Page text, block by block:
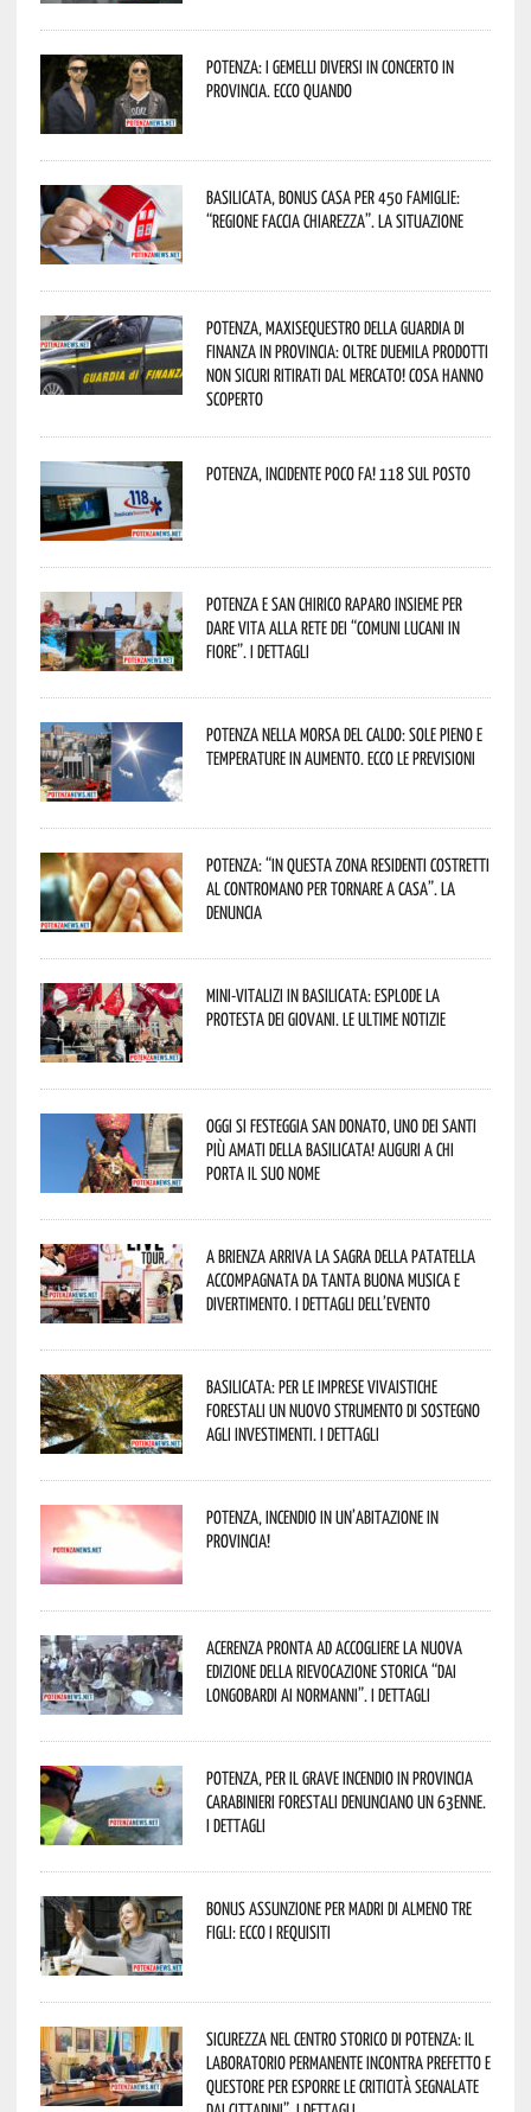
Potenza: i Gemelli DiVersi in concerto in
provincia. Ecco quando
Basilicata, Bonus casa per 450 famiglie:
“Regione faccia chiarezza”. La situazione
Potenza, maxisequestro della Guardia di
Finanza in provincia: oltre duemila prodotti
non sicuri ritirati dal mercato! Cosa hanno
scoperto
Potenza, incidente poco fa! 118 sul posto
Potenza e San Chirico Raparo insieme per
dare vita alla rete dei “Comuni Lucani in
Fiore”. I dettagli
Potenza nella morsa del caldo: sole pieno e
temperature in aumento. Ecco le previsioni
Potenza: “In questa zona residenti costretti
al contromano per tornare a casa”. La
denuncia
Mini-vitalizi in Basilicata: esplode la
protesta dei giovani. Le ultime notizie
Oggi si festeggia San Donato, uno dei Santi
più amati della Basilicata! Auguri a chi
porta il suo nome
A Brienza arriva la Sagra della Patatella
accompagnata da tanta buona musica e
divertimento. I dettagli dell’evento
Basilicata: per le imprese vivaistiche
forestali un nuovo strumento di sostegno
agli investimenti. I dettagli
Potenza, incendio in un’abitazione in
provincia!
Acerenza pronta ad accogliere la nuova
edizione della rievocazione storica “Dai
Longobardi ai Normanni”. I dettagli
Potenza, per il grave incendio in Provincia
Carabinieri forestali denunciano un 63enne.
I dettagli
Bonus assunzione per madri di almeno tre
figli: ecco i requisiti
Sicurezza nel Centro Storico di Potenza: il
Laboratorio Permanente incontra Prefetto e
Questore per esporre le criticità segnalate